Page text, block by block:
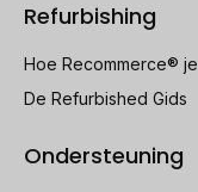
Refurbishing
Hoe Recommerce®
De Refurbished Gids
Ondersteuning